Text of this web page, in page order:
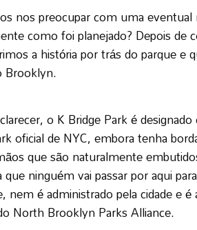
nos preocupar com uma
como foi planejado? Depois de
a história por trás do parque e
Brooklyn.
o K Bridge Park é
oficial de NYC, embora tenha
que são naturalmente
que ninguém vai passar por aqui
nem é administrado pela cidade e
North Brooklyn Parks Alliance.